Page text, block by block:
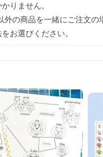
りません。
外の商品を一緒にご注文
お選びください。